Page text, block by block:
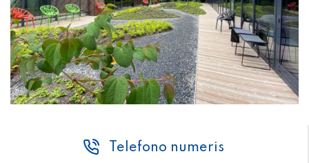
Telefono numeris